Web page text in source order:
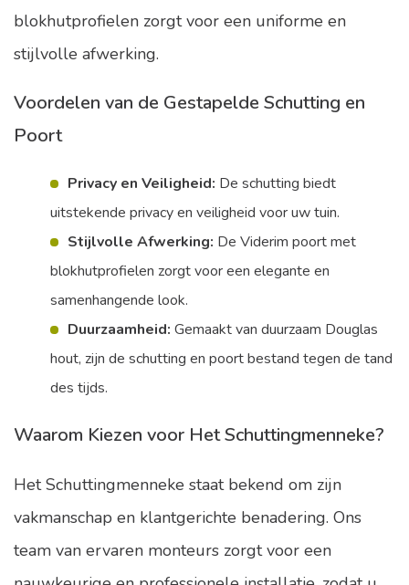
blokhutprofielen zorgt voor een uniforme en
stijlvolle afwerking.
Voordelen van de Gestapelde Schutting en
Poort
Privacy en Veiligheid: De schutting biedt
uitstekende privacy en veiligheid voor uw tuin.
Stijlvolle Afwerking: De Viderim poort met
blokhutprofielen zorgt voor een elegante en
samenhangende look.
Duurzaamheid: Gemaakt van duurzaam Douglas
hout, zijn de schutting en poort bestand tegen de tand
des tijds.
Waarom Kiezen voor Het Schuttingmenneke?
Het Schuttingmenneke staat bekend om zijn
vakmanschap en klantgerichte benadering. Ons
team van ervaren monteurs zorgt voor een